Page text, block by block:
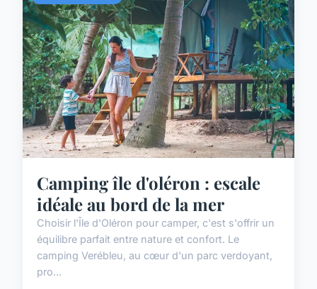
Camping île d'oléron : escale
idéale au bord de la mer
Choisir l'Île d'Oléron pour camper, c'est s'offrir un
équilibre parfait entre nature et confort. Le
camping Verébleu, au cœur d'un parc verdoyant,
pro...